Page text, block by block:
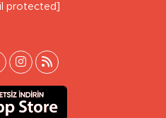
protected]